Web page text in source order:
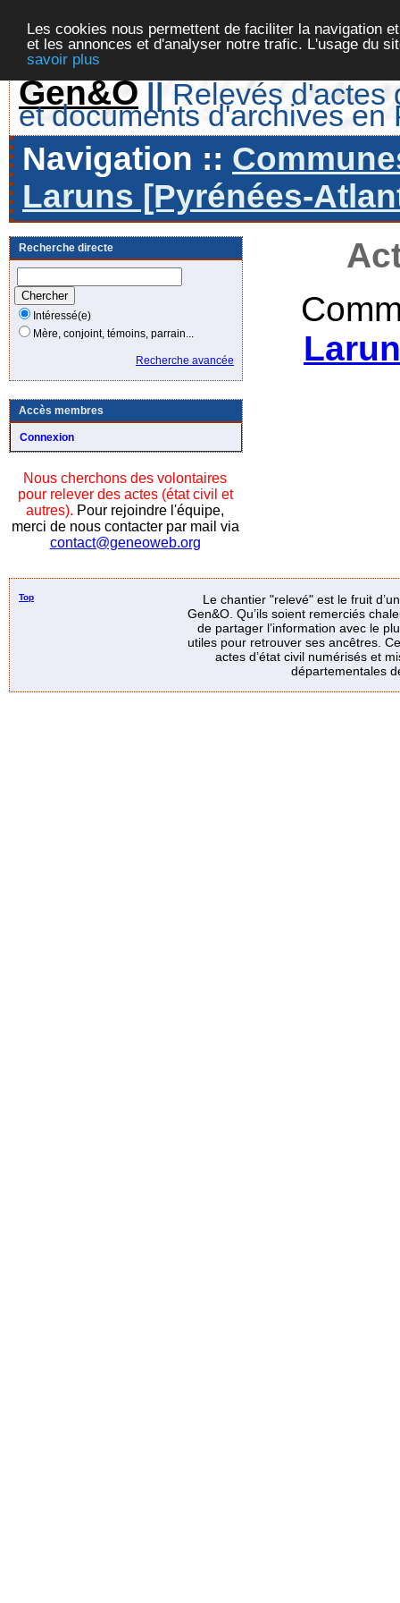
Les cookies nous permettent de faciliter la navigation
et les annonces et d'analyser notre trafic. L'usage du
savoir plus
Gen&O || Relevés d'actes
et documents d'archives en
Navigation ::
Laruns [Pyrénées-
Recherche directe
Intéressé(e)
Mère, conjoint, témoins, parrain...
Recherche avancée
Accès membres
Connexion
Nous cherchons des volontaires
pour relever des actes (état civil et
autres). Pour rejoindre l'équipe,
merci de nous contacter par mail via
contact@geneoweb.org
Top
Le chantier "relevé" est le fruit
Gen&O. Qu’ils soient remerciés
de partager l’information avec le
utiles pour retrouver ses ancêtres.
actes d’état civil numérisés et
départementales